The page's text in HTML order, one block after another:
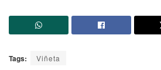
Tags: Viñeta